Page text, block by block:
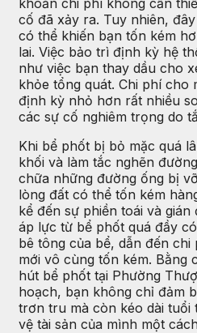
cố đã xảy ra. Tuy nhiên,
có thể khiến bạn tốn kém
lai. Việc bảo trì định kỳ hệ
như việc bạn thay dầu cho
khỏe tổng quát. Chi phí cho
định kỳ nhỏ hơn rất nhiều
các sự cố nghiêm trọng do
Khi bể phốt bị bỏ mặc quá
khối và làm tắc nghẽn
chữa những đường ống bị
lòng đất có thể tốn kém
kể đến sự phiền toái và
áp lực từ bể phốt quá đầy
bê tông của bể, dẫn đến
mới vô cùng tốn kém. Bằng
hút bể phốt tại Phường
hoạch, bạn không chỉ đảm
trơn tru mà còn kéo dài tuổi
vệ tài sản của mình một